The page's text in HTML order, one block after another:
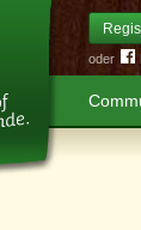
oder